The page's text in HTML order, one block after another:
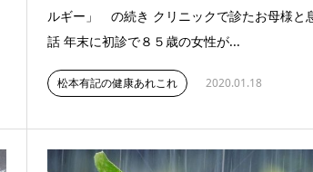
ルギー」 の続き クリニックで診たお母様と
話 年末に初診で８５歳の女性が...
松本有記の健康あれこれ 2020.01.18